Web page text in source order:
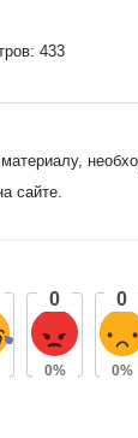
433
сайте.
0
0%
0
0%